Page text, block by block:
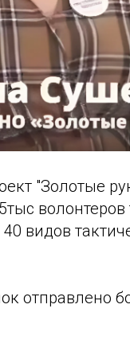
"Золотые
видов
отправлено